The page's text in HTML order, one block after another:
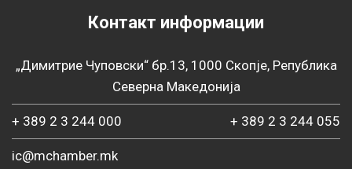
Контакт информации
„Димитрие Чуповски“ бр.13, 1000 Скопје, Република
Северна Македонија
+ 389 2 3 244 000 + 389 2 3 244 055
ic@mchamber.mk